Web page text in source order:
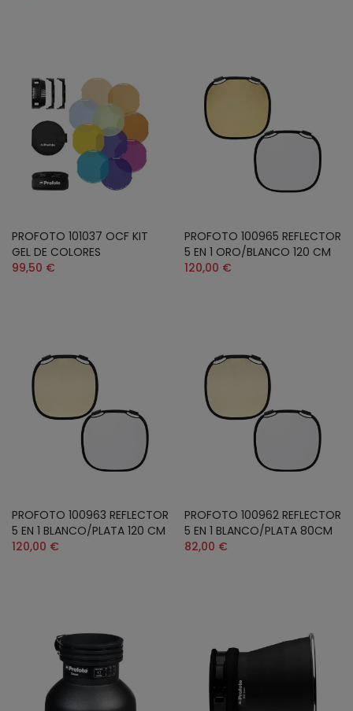
PROFOTO 101037 OCF KIT
GEL DE COLORES
99,50 €
PROFOTO 100965 REFLECTOR
5 EN 1 ORO/BLANCO 120 CM
120,00 €
PROFOTO 100963 REFLECTOR
5 EN 1 BLANCO/PLATA 120 CM
120,00 €
PROFOTO 100962 REFLECTOR
5 EN 1 BLANCO/PLATA 80CM
82,00 €